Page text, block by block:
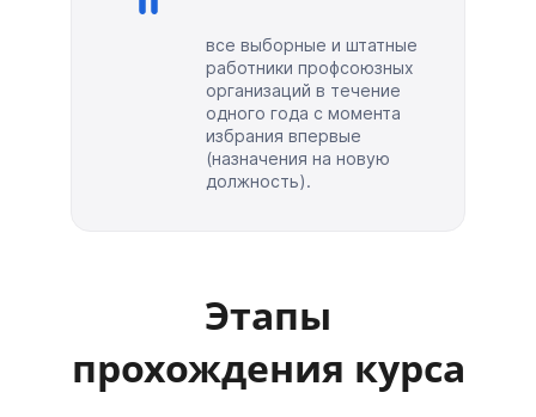
все выборные и штатные
работники профсоюзных
организаций в течение
одного года с момента
избрания впервые
(назначения на новую
должность).​
Этапы
прохождения курса